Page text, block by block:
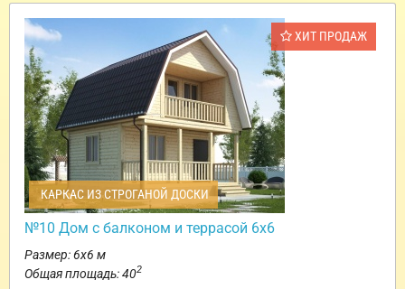
ХИТ ПРОДАЖ
КАРКАС ИЗ СТРОГАНОЙ ДОСКИ
№10 Дом с балконом и террасой 6х6
Размер: 6х6 м
Общая площадь: 402